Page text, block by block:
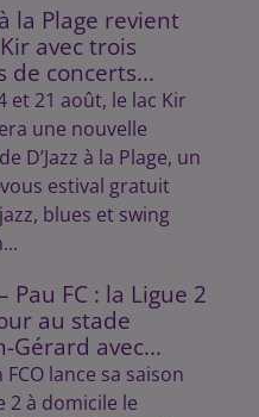
à la Plage revient
avec trois
de concerts...
et 21 août, le lac Kir
une nouvelle
D’Jazz à la Plage, un
estival gratuit
blues et swing
Pau FC : la Ligue 2
au stade
Gérard avec...
FCO lance sa saison
2 à domicile le